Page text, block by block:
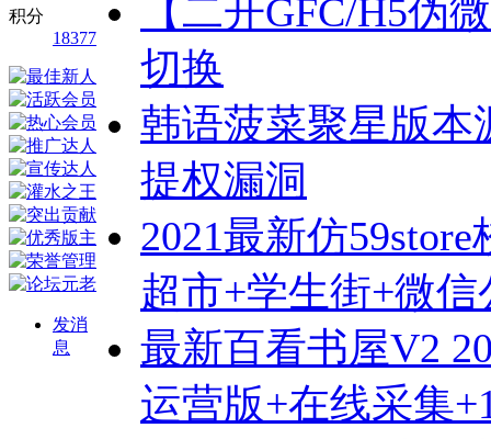
积分
18377
发消
息
【二开GFC/H5伪
切换
韩语菠菜聚星版本
提权漏洞
2021最新仿
超市+学生街+微
最新百看书屋V2
运营版+在线采集